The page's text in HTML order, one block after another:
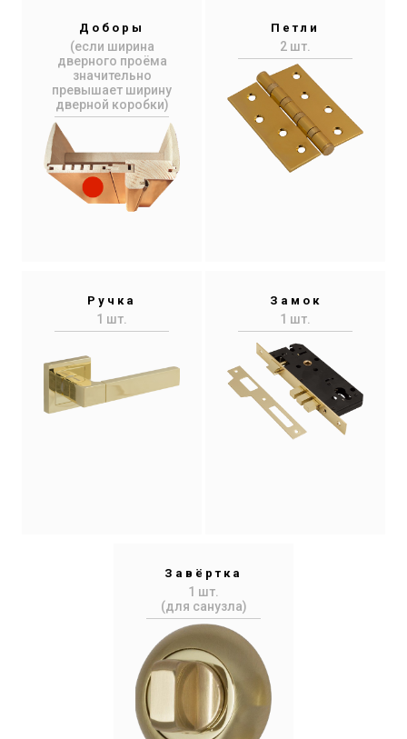
Доборы
(если ширина
дверного проёма
значительно
превышает ширину
дверной коробки)
Петли
2 шт.
Ручка
1 шт.
Замок
1 шт.
Завёртка
1 шт.
(для санузла)